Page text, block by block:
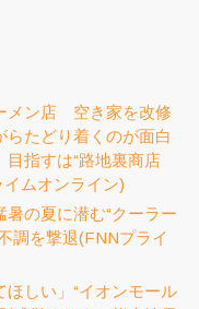
メン店 空き家を改修
らたどり着くのが面白
指すは“路地裏商店
ムオンライン)
暑の夏に潜む“クーラー
調を撃退(FNNプライ
ほしい」“イオンモール